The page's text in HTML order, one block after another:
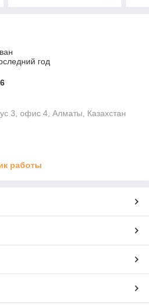
год
3, офис 4, Алматы, Казахстан
работы